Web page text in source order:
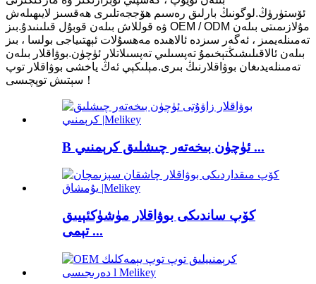
ئۆستۈرۈڭ.لوگونىڭ بارلىق رەسىم ھۆججەتلىرى ھەقسىز لايىھىلەش
ۋە قوللاش بىلەن قوبۇل قىلىنىدۇ.بىز OEM / ODM مۇلازىمىتى بىلەن
تەمىنلەيمىز ، ئەگەر سىزدە ئالاھىدە مەھسۇلات ئېھتىياجى بولسا ، بىز
بىلەن ئالاقىلىشىڭتېخىمۇ تەپسىلىي تەپسىلاتلار ئۈچۈن.بوۋاقلار بىلەن
تەمىنلەيدىغان بوۋاقلارنىڭ بىرى.مېلىكېي ئەڭ ياخشى بوۋاقلار توپ
سېتىش توپچىسى！
B ئۈچۈن بىخەتەر چىشلىق كرېمنىي ...
كۆپ ساندىكى بوۋاقلار مۈشۈكئېيىق
تېمى ...